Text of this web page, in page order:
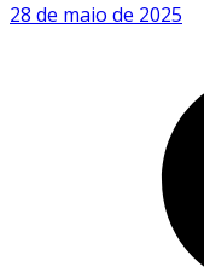
28 de maio de 2025